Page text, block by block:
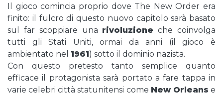
Il gioco comincia proprio dove The New Order era
finito: il fulcro di questo nuovo capitolo sarà basato
sul far scoppiare una rivoluzione che coinvolga
tutti gli Stati Uniti, ormai da anni (il gioco è
ambientato nel 1961) sotto il dominio nazista.
Con questo pretesto tanto semplice quanto
efficace il protagonista sarà portato a fare tappa in
varie celebri città statunitensi come New Orleans e